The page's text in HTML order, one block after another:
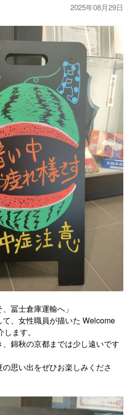
2025年08月29日
冨士倉庫運輸へ」
、女性職員が描いた Welcome
ます。
錦秋の京都までは少し遠いです
思い出をぜひお楽しみくださ